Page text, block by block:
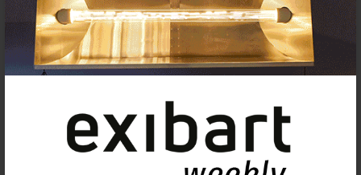
Exposiciones, inauguraciones,
actividades.
evento que buscas !
Exposiciones y eventos